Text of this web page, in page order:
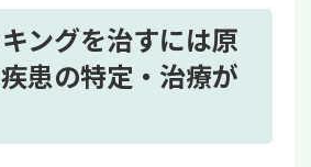
ングを治すには原
患の特定・治療が